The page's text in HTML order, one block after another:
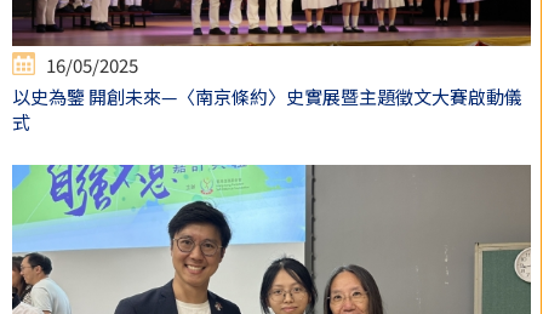
16/05/2025
以史為鑒 開創未來—〈南京條約〉史實展暨主題徵文大賽啟動儀
式